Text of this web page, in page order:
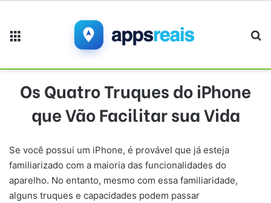
Os Quatro Truques do iPhone
que Vão Facilitar sua Vida
Se você possui um iPhone, é provável que já esteja
familiarizado com a maioria das funcionalidades do
aparelho. No entanto, mesmo com essa familiaridade,
alguns truques e capacidades podem passar